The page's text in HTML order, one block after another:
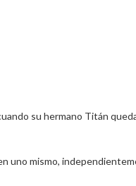
su hermano Titán
uno mismo,